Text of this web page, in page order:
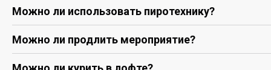
Можно ли использовать пиротехнику?
Можно ли продлить мероприятие?